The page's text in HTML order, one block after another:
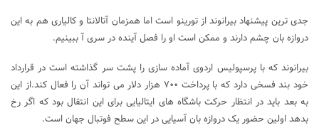
جدی ترین پیشنهاد بیرانوند از تورینو است اما همزمان آتالانتا و کالیاری هم به این
دروازه بان چشم دارند و ممکن است او را فصل آینده در سری آ ببینیم.
بیرانوند که با پرسپولیس اردوی آماده سازی را پشت سر گذاشته است در قرارداد
خود بند فسخی دارد که با پرداخت ۷۰۰ هزار دلار می تواند آن را فعال کند.از این
به بعد باید در انتظار حرکت باشگاه های ایتالیایی برای این انتقال بود که اگر رخ
بدهد اولین حضور یک دروازه بان آسیایی در این سطح فوتبال جهان است.